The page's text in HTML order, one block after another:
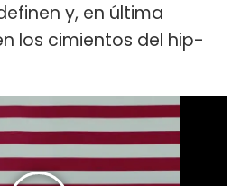
y, en última
los cimientos del hip-